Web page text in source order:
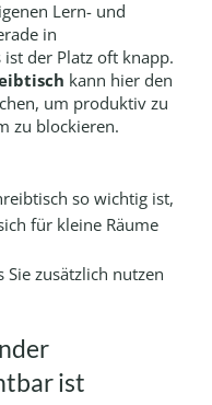
Lern- und
in
der Platz oft knapp.
kann hier den
um produktiv zu
zu blockieren.
so wichtig ist,
für kleine Räume
Sie zusätzlich nutzen
ist